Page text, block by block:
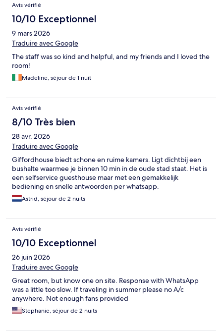
Avis vérifié
10/10 Exceptionnel
9 mars 2026
Traduire avec Google
The staff was so kind and helpful, and my friends and I loved the
room!
Madeline, séjour de 1 nuit
Avis vérifié
8/10 Très bien
28 avr. 2026
Traduire avec Google
Giffordhouse biedt schone en ruime kamers. Ligt dichtbij een
bushalte waarmee je binnen 10 min in de oude stad staat. Het is
een selfservice guesthouse maar met een gemakkelijk
bediening en snelle antwoorden per whatsapp.
Astrid, séjour de 2 nuits
Avis vérifié
10/10 Exceptionnel
26 juin 2026
Traduire avec Google
Great room, but know one on site. Response with WhatsApp
was a little too slow. If traveling in summer please no A/c
anywhere. Not enough fans provided
Stephanie, séjour de 2 nuits